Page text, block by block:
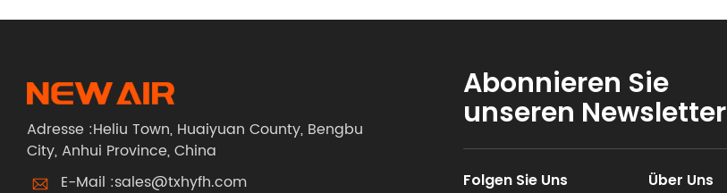
Adresse :Heliu Town, Huaiyuan County, Bengbu
City, Anhui Province, China
E-Mail :sales@txhyfh.com
Abonnieren Sie
unseren Newsletter
Folgen Sie Uns Über Uns